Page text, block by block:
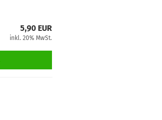
5,90 EUR
inkl. 20% MwSt.